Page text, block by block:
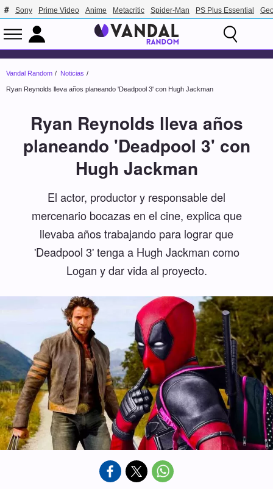
Sony Prime Video Anime Metacritic Spider-Man PS Plus Essential
Vandal Random Noticias
Ryan Reynolds lleva años planeando 'Deadpool 3' con Hugh Jackman
Ryan Reynolds lleva años
planeando 'Deadpool 3' con
Hugh Jackman
El actor, productor y responsable del
mercenario bocazas en el cine, explica que
llevaba años trabajando para lograr que
'Deadpool 3' tenga a Hugh Jackman como
Logan y dar vida al proyecto.